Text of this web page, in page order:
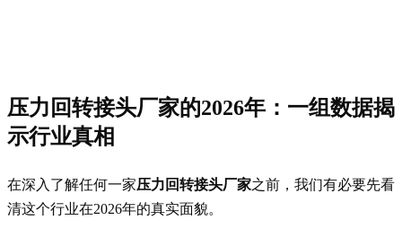
压力回转接头厂家的2026年：一组数据揭
示行业真相
在深入了解任何一家压力回转接头厂家之前，我们有必要先看
清这个行业在2026年的真实面貌。